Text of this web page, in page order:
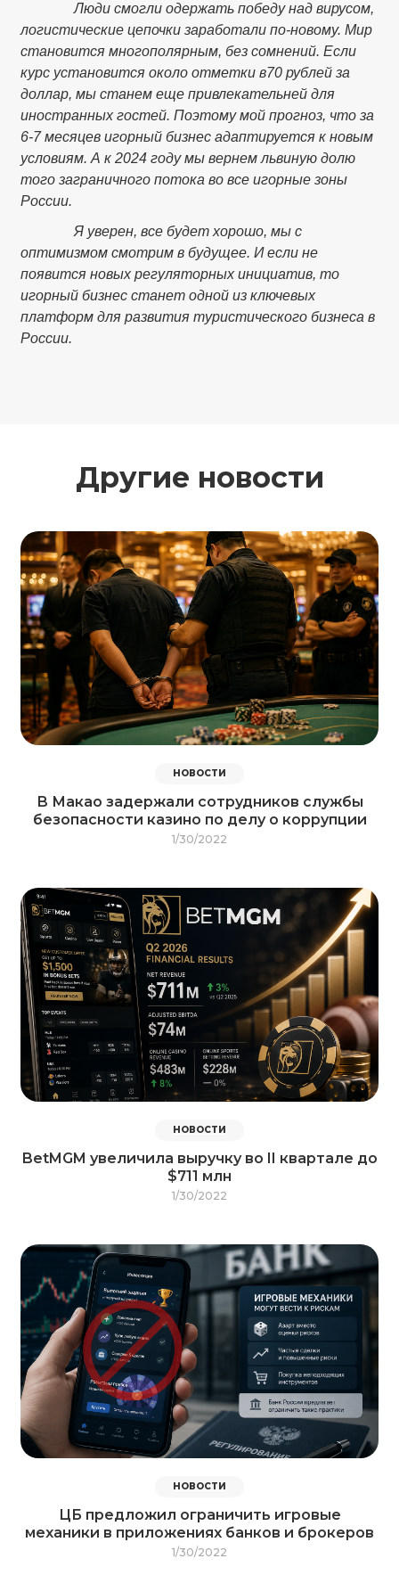
Люди смогли одержать победу над вирусом,
логистические цепочки заработали по-новому. Мир
становится многополярным, без сомнений. Если
курс установится около отметки в70 рублей за
доллар, мы станем еще привлекательней для
иностранных гостей. Поэтому мой прогноз, что за
6-7 месяцев игорный бизнес адаптируется к новым
условиям. А к 2024 году мы вернем львиную долю
того заграничного потока во все игорные зоны
России.
Я уверен, все будет хорошо, мы с
оптимизмом смотрим в будущее. И если не
появится новых регуляторных инициатив, то
игорный бизнес станет одной из ключевых
платформ для развития туристического бизнеса в
России.
Другие новости
НОВОСТИ
В Макао задержали сотрудников службы
безопасности казино по делу о коррупции
1/30/2022
НОВОСТИ
BetMGM увеличила выручку во II квартале до
$711 млн
1/30/2022
НОВОСТИ
ЦБ предложил ограничить игровые
механики в приложениях банков и брокеров
1/30/2022